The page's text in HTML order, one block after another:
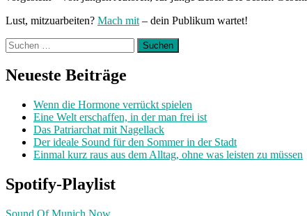
Lust, mitzuarbeiten? Mach mit – dein Publikum wartet!
Suchen
nach:
Neueste Beiträge
Wenn die Hormone verrückt spielen
Eine Welt erschaffen, in der man frei ist
Das Patriarchat mit Nagellack
Der ideale Sound für den Sommer in der Stadt
Einmal kurz raus aus dem Alltag, ohne was leisten zu müssen
Spotify-Playlist